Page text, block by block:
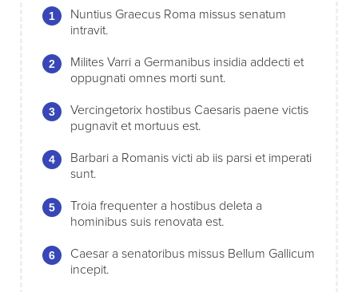
Nuntius Graecus Roma missus senatum
intravit.
Milites Varri a Germanibus insidia addecti et
oppugnati omnes morti sunt.
Vercingetorix hostibus Caesaris paene victis
pugnavit et mortuus est.
Barbari a Romanis victi ab iis parsi et imperati
sunt.
Troia frequenter a hostibus deleta a
hominibus suis renovata est.
Caesar a senatoribus missus Bellum Gallicum
incepit.